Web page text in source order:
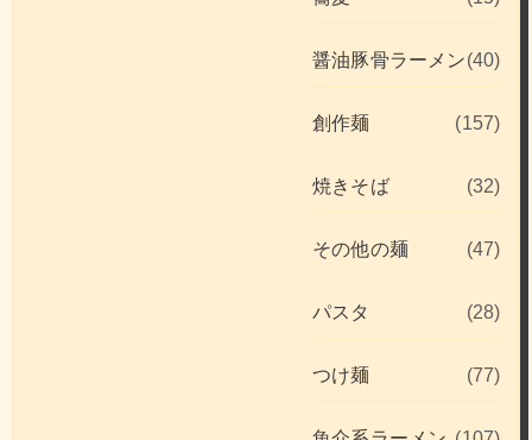
醤油豚骨ラーメン(40)
創作麺 (157)
焼きそば (32)
その他の麺 (47)
パスタ (28)
つけ麺 (77)